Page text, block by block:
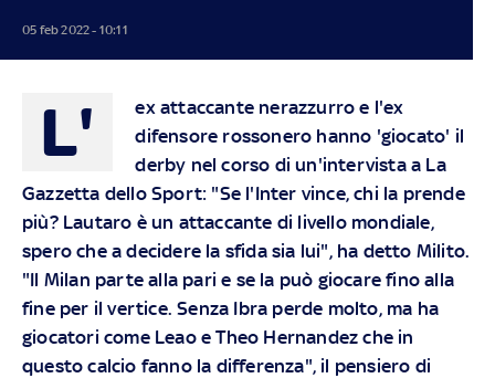
05 feb 2022 - 10:11
L'
ex attaccante nerazzurro e l'ex
difensore rossonero hanno 'giocato' il
derby nel corso di un'intervista a La
Gazzetta dello Sport: "Se l'Inter vince, chi la prende
più? Lautaro è un attaccante di livello mondiale,
spero che a decidere la sfida sia lui", ha detto Milito.
"Il Milan parte alla pari e se la può giocare fino alla
fine per il vertice. Senza Ibra perde molto, ma ha
giocatori come Leao e Theo Hernandez che in
questo calcio fanno la differenza", il pensiero di